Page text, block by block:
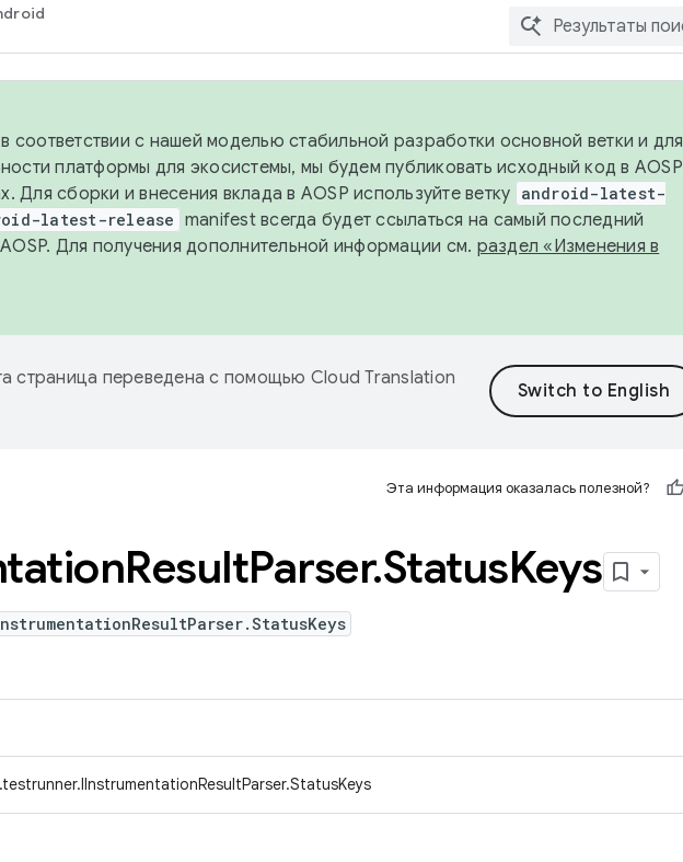
соответствии с нашей моделью стабильной разработки основной ветки и для
платформы для экосистемы, мы будем публиковать исходный код в AOSP
Для сборки и внесения вклада в AOSP используйте ветку android-latest-
latest-release manifest всегда будет ссылаться на самый последний
Для получения дополнительной информации см. раздел «Изменения в
страница переведена с помощью Cloud Translation
Эта информация оказалась полезной?
ResultParser.StatusKeys